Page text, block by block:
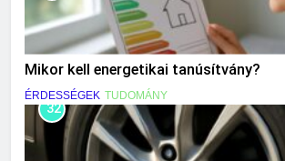
Mikor kell energetikai tanúsítvány?
ÉRDESSÉGEK TUDOMÁNY
32